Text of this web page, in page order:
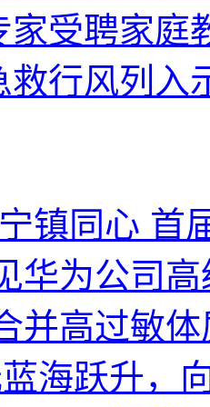
家受聘家庭
救行风列入
镇同心 首
华为公司
并高过敏
海跃升，